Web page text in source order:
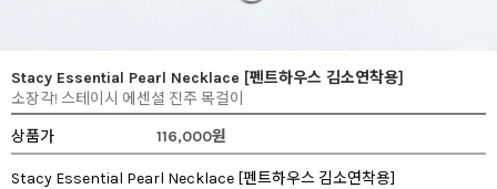
Stacy Essential Pearl Necklace [펜트하우스 김소연착용]
소장각! 스테이시 에센셜 진주 목걸이
상품가
116,000원
Stacy Essential Pearl Necklace [펜트하우스 김소연착용]